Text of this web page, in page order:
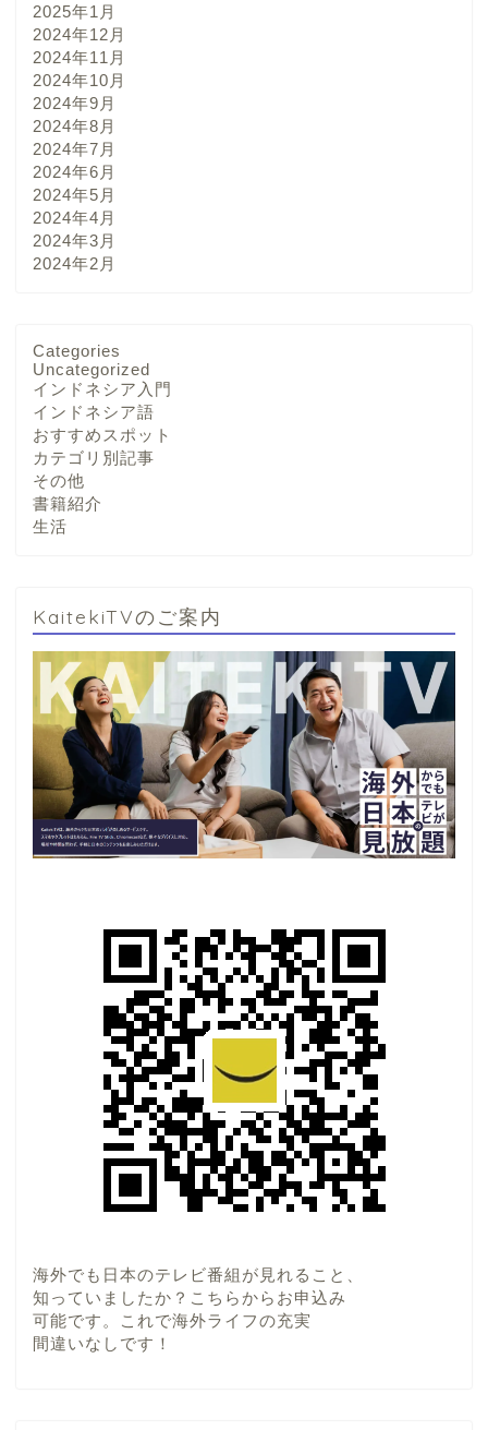
2025年1月
2024年12月
2024年11月
2024年10月
2024年9月
2024年8月
2024年7月
2024年6月
2024年5月
2024年4月
2024年3月
2024年2月
Categories
Uncategorized
インドネシア入門
インドネシア語
おすすめスポット
カテゴリ別記事
その他
書籍紹介
生活
KaitekiTVのご案内
海外でも日本のテレビ番組が見れること、
知っていましたか？こちらからお申込み
可能です。これで海外ライフの充実
間違いなしです！